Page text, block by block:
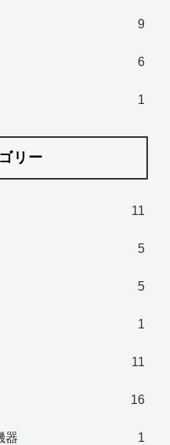
9
6
1
リー
11
5
5
1
11
16
器 1